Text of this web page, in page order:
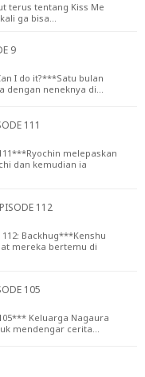
terus tentang Kiss Me
ga bisa…
9
I do it?***Satu bulan
dengan neneknya di…
111
melepaskan
dan kemudian ia
112
Backhug***Kenshu
mereka bertemu di
105
Keluarga Nagaura
mendengar cerita…